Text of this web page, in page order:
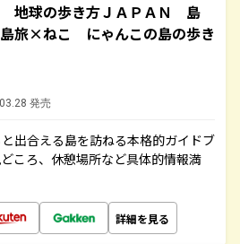
地球の歩き方ＪＡＰＡＮ 島
旅×ねこ にゃんこの島の歩き
発売
出合える島を訪ねる本格的ガイドブ
ころ、休憩場所など具体的情報満
詳細を見る